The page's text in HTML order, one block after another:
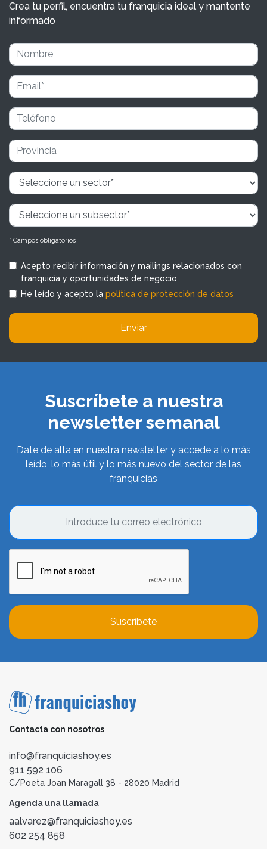
Crea tu perfil, encuentra tu franquicia ideal y mantente
informado
* Campos obligatorios
Acepto recibir información y mailings relacionados con
franquicia y oportunidades de negocio
He leído y acepto la política de protección de datos
Enviar
Suscríbete a nuestra
newsletter semanal
Date de alta en nuestra newsletter y accede a lo más
leído, lo más útil y lo más nuevo del sector de las
franquicias
Suscríbete
Contacta con nosotros
info@franquiciashoy.es
911 592 106
C/Poeta Joan Maragall 38 - 28020 Madrid
Agenda una llamada
aalvarez@franquiciashoy.es
602 254 858